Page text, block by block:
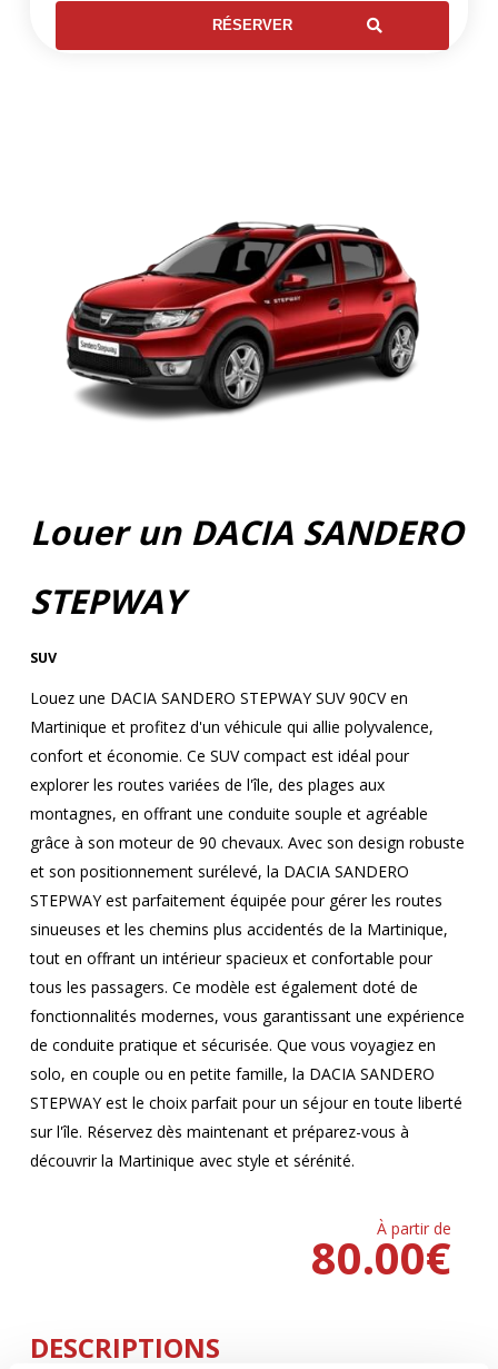
Louer un DACIA SANDERO
STEPWAY
SUV
Louez une DACIA SANDERO STEPWAY SUV 90CV en
Martinique et profitez d'un véhicule qui allie polyvalence,
confort et économie. Ce SUV compact est idéal pour
explorer les routes variées de l'île, des plages aux
montagnes, en offrant une conduite souple et agréable
grâce à son moteur de 90 chevaux. Avec son design robuste
et son positionnement surélevé, la DACIA SANDERO
STEPWAY est parfaitement équipée pour gérer les routes
sinueuses et les chemins plus accidentés de la Martinique,
tout en offrant un intérieur spacieux et confortable pour
tous les passagers. Ce modèle est également doté de
fonctionnalités modernes, vous garantissant une expérience
de conduite pratique et sécurisée. Que vous voyagiez en
solo, en couple ou en petite famille, la DACIA SANDERO
STEPWAY est le choix parfait pour un séjour en toute liberté
sur l'île. Réservez dès maintenant et préparez-vous à
découvrir la Martinique avec style et sérénité.
À partir de
€
80.00
DESCRIPTIONS